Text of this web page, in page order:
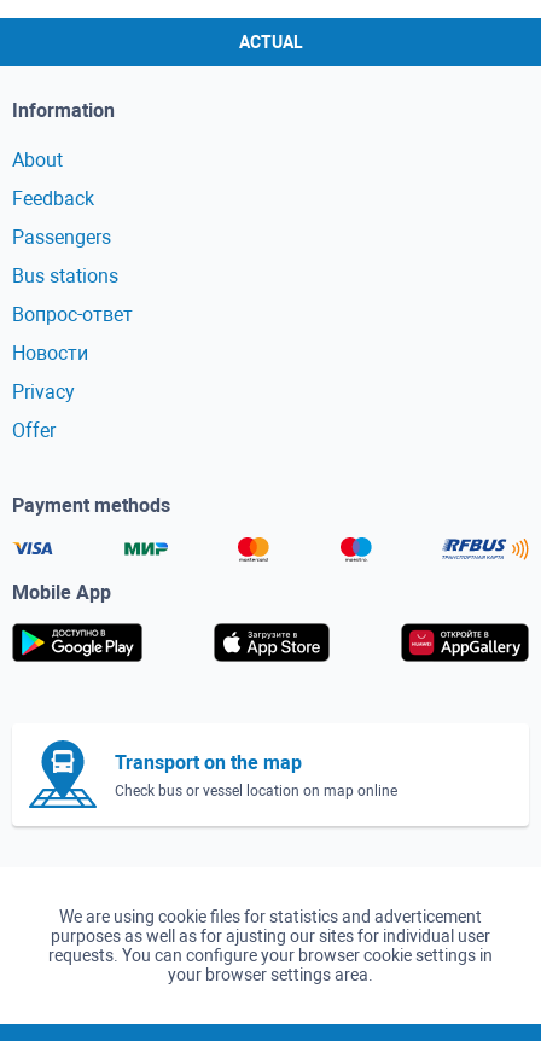
ACTUAL
Information
About
Feedback
Passengers
Bus stations
Вопрос-ответ
Новости
Privacy
Offer
Payment methods
Mobile App
Transport on the map
Check bus or vessel location on map online
We are using cookie files for statistics and adverticement
purposes as well as for ajusting our sites for individual user
requests. You can configure your browser cookie settings in
your browser settings area.